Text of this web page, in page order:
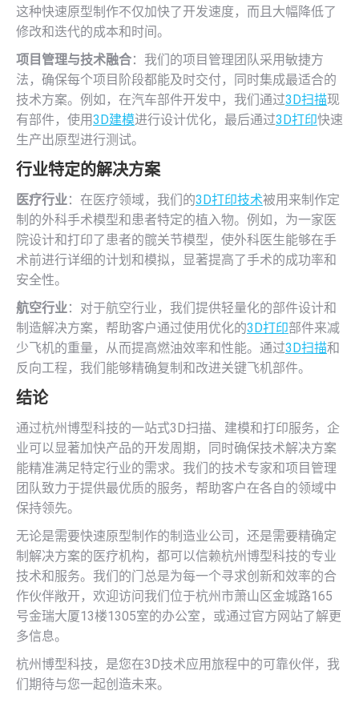
这种快速原型制作不仅加快了开发速度，而且大幅降低了
修改和迭代的成本和时间。
项目管理与技术融合：我们的项目管理团队采用敏捷方
法，确保每个项目阶段都能及时交付，同时集成最适合的
技术方案。例如，在汽车部件开发中，我们通过3D扫描现
有部件，使用3D建模进行设计优化，最后通过3D打印快速
生产出原型进行测试。
行业特定的解决方案
医疗行业：在医疗领域，我们的3D打印技术被用来制作定
制的外科手术模型和患者特定的植入物。例如，为一家医
院设计和打印了患者的髋关节模型，使外科医生能够在手
术前进行详细的计划和模拟，显著提高了手术的成功率和
安全性。
航空行业：对于航空行业，我们提供轻量化的部件设计和
制造解决方案，帮助客户通过使用优化的3D打印部件来减
少飞机的重量，从而提高燃油效率和性能。通过3D扫描和
反向工程，我们能够精确复制和改进关键飞机部件。
结论
通过杭州博型科技的一站式3D扫描、建模和打印服务，企
业可以显著加快产品的开发周期，同时确保技术解决方案
能精准满足特定行业的需求。我们的技术专家和项目管理
团队致力于提供最优质的服务，帮助客户在各自的领域中
保持领先。
无论是需要快速原型制作的制造业公司，还是需要精确定
制解决方案的医疗机构，都可以信赖杭州博型科技的专业
技术和服务。我们的门总是为每一个寻求创新和效率的合
作伙伴敞开，欢迎访问我们位于杭州市萧山区金城路165
号金瑞大厦13楼1305室的办公室，或通过官方网站了解更
多信息。
杭州博型科技，是您在3D技术应用旅程中的可靠伙伴，我
们期待与您一起创造未来。